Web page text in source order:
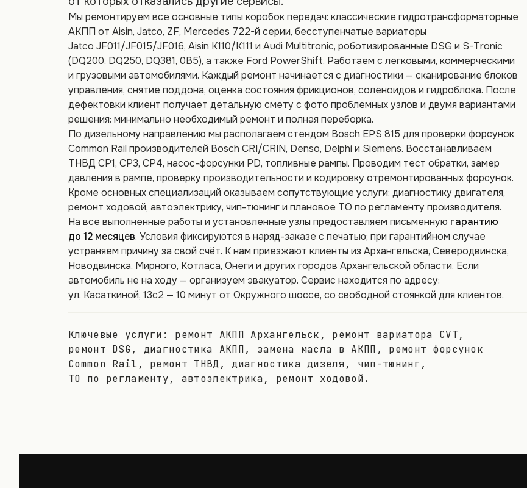
Мы ремонтируем все основные типы коробок передач: классические гидротрансформаторные
АКПП от Aisin, Jatco, ZF, Mercedes 722-й серии, бесступенчатые вариаторы
Jatco JF011/JF015/JF016, Aisin K110/K111 и Audi Multitronic, роботизированные DSG и S-Tronic
(DQ200, DQ250, DQ381, 0B5), а также Ford PowerShift. Работаем с легковыми, коммерческими
и грузовыми автомобилями. Каждый ремонт начинается с диагностики — сканирование блоков
управления, снятие поддона, оценка состояния фрикционов, соленоидов и гидроблока. После
дефектовки клиент получает детальную смету с фото проблемных узлов и двумя вариантами
решения: минимально необходимый ремонт и полная переборка.
По дизельному направлению мы располагаем стендом Bosch EPS 815 для проверки форсунок
Common Rail производителей Bosch CRI/CRIN, Denso, Delphi и Siemens. Восстанавливаем
ТНВД CP1, CP3, CP4, насос-форсунки PD, топливные рампы. Проводим тест обратки, замер
давления в рампе, проверку производительности и кодировку отремонтированных форсунок.
Кроме основных специализаций оказываем сопутствующие услуги: диагностику двигателя,
ремонт ходовой, автоэлектрику, чип-тюнинг и плановое ТО по регламенту производителя.
На все выполненные работы и установленные узлы предоставляем письменную гарантию
до 12 месяцев. Условия фиксируются в наряд-заказе с печатью; при гарантийном случае
устраняем причину за свой счёт. К нам приезжают клиенты из Архангельска, Северодвинска,
Новодвинска, Мирного, Котласа, Онеги и других городов Архангельской области. Если
автомобиль не на ходу — организуем эвакуатор. Сервис находится по адресу:
ул. Касаткиной, 13с2 — 10 минут от Окружного шоссе, со свободной стоянкой для клиентов.
Ключевые услуги:
ремонт АКПП Архангельск, ремонт вариатора CVT,
ремонт DSG, диагностика АКПП, замена масла в АКПП, ремонт форсунок
Common Rail, ремонт ТНВД, диагностика дизеля, чип-тюнинг,
ТО по регламенту, автоэлектрика, ремонт ходовой.